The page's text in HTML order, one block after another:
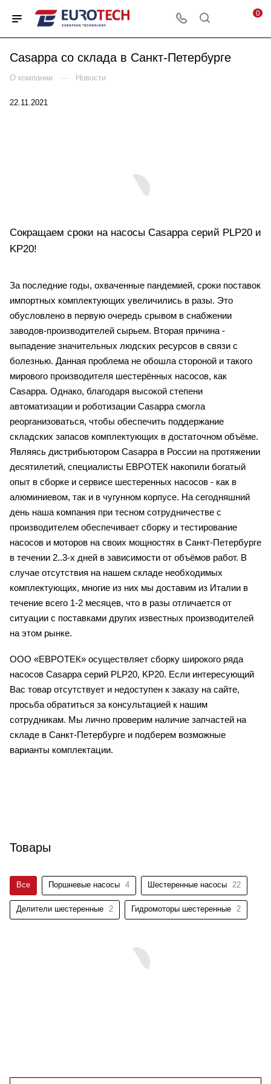
0
Casappa со склада в Санкт-Петербурге
О компании — Новости
22.11.2021
Сокращаем сроки на насосы Casappa серий PLP20 и
KP20!
За последние годы, охваченные пандемией, сроки поставок
импортных комплектующих увеличились в разы. Это
обусловлено в первую очередь срывом в снабжении
заводов-производителей сырьем. Вторая причина -
выпадение значительных людских ресурсов в связи с
болезнью. Данная проблема не обошла стороной и такого
мирового производителя шестерённых насосов, как
Casappa. Однако, благодаря высокой степени
автоматизации и роботизации Casappa смогла
реорганизоваться, чтобы обеспечить поддержание
складских запасов комплектующих в достаточном объёме.
Являясь дистрибьютором Casappa в России на протяжении
десятилетий, специалисты ЕВРОТЕК накопили богатый
опыт в сборке и сервисе шестеренных насосов - как в
алюминиевом, так и в чугунном корпусе. На сегодняшний
день наша компания при тесном сотрудничестве с
производителем обеспечивает сборку и тестирование
насосов и моторов на своих мощностях в Санкт-Петербурге
в течении 2..3-х дней в зависимости от объёмов работ. В
случае отсутствия на нашем складе необходимых
комплектующих, многие из них мы доставим из Италии в
течение всего 1-2 месяцев, что в разы отличается от
ситуации с поставками других известных производителей
на этом рынке.
ООО «ЕВРОТЕК» осуществляет сборку широкого ряда
насосов Casappa серий PLP20, KP20. Если интересующий
Вас товар отсутствует и недоступен к заказу на сайте,
просьба обратиться за консультацией к нашим
сотрудникам. Мы лично проверим наличие запчастей на
складе в Санкт-Петербурге и подберем возможные
варианты комплектации.
Товары
Все Поршневые насосы 4 Шестеренные насосы 22
Делители шестеренные 2 Гидромоторы шестеренные 2